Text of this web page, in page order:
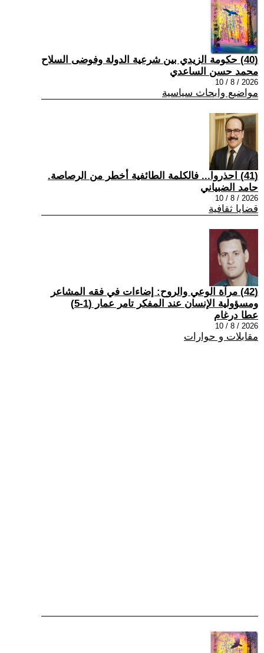
(40) حكومة الزيدي بين شرعية الدولة وفوضى السلاح
محمد حسن الساعدي
2026 / 8 / 10
مواضيع وابحاث سياسية
(41) احذروا... فالكلمة الطائفية أخطر من الرصاصة.
حامد الضبياني
2026 / 8 / 10
قضايا ثقافية
(42) مرآة الوعي والروح: إضاءات في فقه المشاعر
ومسؤولية الإنسان عند المفكر تامر عمار (1-5)
عطا درغام
2026 / 8 / 10
مقابلات و حوارات